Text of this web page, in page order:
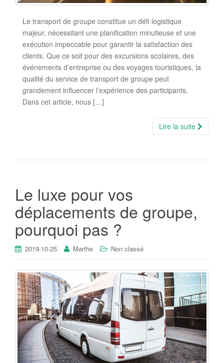
Le transport de groupe constitue un défi logistique
majeur, nécessitant une planification minutieuse et une
exécution impeccable pour garantir la satisfaction des
clients. Que ce soit pour des excursions scolaires, des
événements d’entreprise ou des voyages touristiques, la
qualité du service de transport de groupe peut
grandement influencer l’expérience des participants.
Dans cet article, nous […]
Lire la suite
Le luxe pour vos
déplacements de groupe,
pourquoi pas ?
2019-10-25 Marthe Non classé